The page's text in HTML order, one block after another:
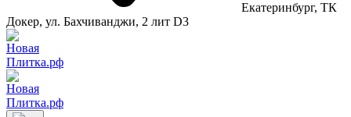
Екатеринбург, ТК
Докер, ул. Бахчиванджи, 2 лит D3